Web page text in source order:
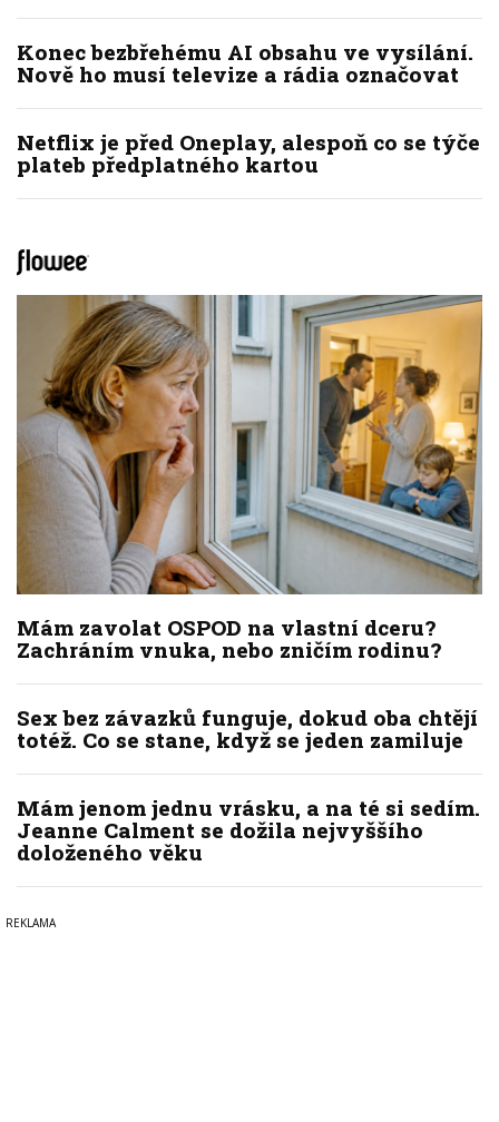
Konec bezbřehému AI obsahu ve vysílání.
Nově ho musí televize a rádia označovat
Netflix je před Oneplay, alespoň co se týče
plateb předplatného kartou
Mám zavolat OSPOD na vlastní dceru?
Zachráním vnuka, nebo zničím rodinu?
Sex bez závazků funguje, dokud oba chtějí
totéž. Co se stane, když se jeden zamiluje
Mám jenom jednu vrásku, a na té si sedím.
Jeanne Calment se dožila nejvyššího
doloženého věku